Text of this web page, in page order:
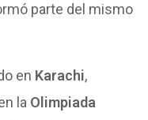
parte del mismo
en Karachi,
la Olimpiada